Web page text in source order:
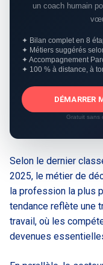
un coach humain
✦ Bilan complet en 8
✦ Métiers suggérés
✦ Accompagnement
✦ 100 % à distance, à
DÉMARRER
Gratuit sans
Selon le dernier
2025, le métier de
la profession la plus
tendance reflète une
travail, où les
devenues